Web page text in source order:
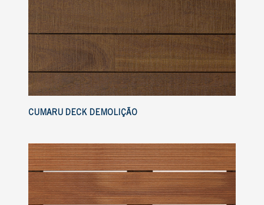
CUMARU DECK DEMOLIÇÃO